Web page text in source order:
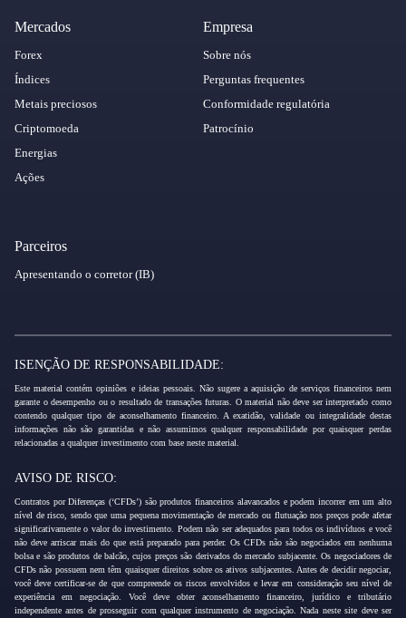
Mercados
Forex
Índices
Metais preciosos
Criptomoeda
Energias
Ações
Empresa
Sobre nós
Perguntas frequentes
Conformidade regulatória
Patrocínio
Parceiros
Apresentando o corretor (IB)
ISENÇÃO DE RESPONSABILIDADE:
Este material contém opiniões e ideias pessoais. Não sugere a aquisição de serviços financeiros nem
garante o desempenho ou o resultado de transações futuras. O material não deve ser interpretado como
contendo qualquer tipo de aconselhamento financeiro. A exatidão, validade ou integralidade destas
informações não são garantidas e não assumimos qualquer responsabilidade por quaisquer perdas
relacionadas a qualquer investimento com base neste material.
AVISO DE RISCO:
Contratos por Diferenças (‘CFDs’) são produtos financeiros alavancados e podem incorrer em um alto
nível de risco, sendo que uma pequena movimentação de mercado ou flutuação nos preços pode afetar
significativamente o valor do investimento. Podem não ser adequados para todos os indivíduos e você
não deve arriscar mais do que está preparado para perder. Os CFDs não são negociados em nenhuma
bolsa e são produtos de balcão, cujos preços são derivados do mercado subjacente. Os negociadores de
CFDs não possuem nem têm quaisquer direitos sobre os ativos subjacentes. Antes de decidir negociar,
você deve certificar-se de que compreende os riscos envolvidos e levar em consideração seu nível de
experiência em negociação. Você deve obter aconselhamento financeiro, jurídico e tributário
independente antes de prosseguir com qualquer instrumento de negociação. Nada neste site deve ser